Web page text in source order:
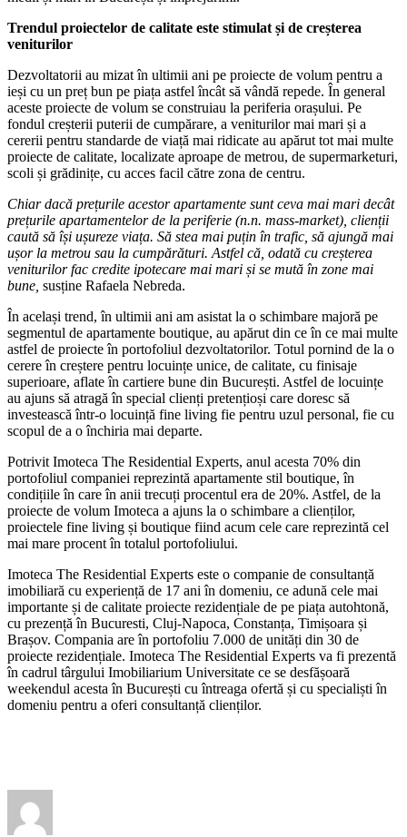
Trendul proiectelor de calitate este stimulat și de creșterea
veniturilor
Dezvoltatorii au mizat în ultimii ani pe proiecte de volum pentru a
ieși cu un preț bun pe piața astfel încât să vândă repede. În general
aceste proiecte de volum se construiau la periferia orașului. Pe
fondul creșterii puterii de cumpărare, a veniturilor mai mari și a
cererii pentru standarde de viață mai ridicate au apărut tot mai multe
proiecte de calitate, localizate aproape de metrou, de supermarketuri,
scoli și grădinițe, cu acces facil către zona de centru.
Chiar dacă prețurile acestor apartamente sunt ceva mai mari decât
prețurile apartamentelor de la periferie (n.n. mass-market), clienții
caută să își ușureze viața. Să stea mai puțin în trafic, să ajungă mai
ușor la metrou sau la cumpărături. Astfel că, odată cu creșterea
veniturilor fac credite ipotecare mai mari și se mută în zone mai
bune, susține Rafaela Nebreda.
În același trend, în ultimii ani am asistat la o schimbare majoră pe
segmentul de apartamente boutique, au apărut din ce în ce mai multe
astfel de proiecte în portofoliul dezvoltatorilor. Totul pornind de la o
cerere în creștere pentru locuințe unice, de calitate, cu finisaje
superioare, aflate în cartiere bune din București. Astfel de locuințe
au ajuns să atragă în special clienți pretențioși care doresc să
investească într-o locuință fine living fie pentru uzul personal, fie cu
scopul de a o închiria mai departe.
Potrivit Imoteca The Residential Experts, anul acesta 70% din
portofoliul companiei reprezintă apartamente stil boutique, în
condițiile în care în anii trecuți procentul era de 20%. Astfel, de la
proiecte de volum Imoteca a ajuns la o schimbare a clienților,
proiectele fine living și boutique fiind acum cele care reprezintă cel
mai mare procent în totalul portofoliului.
Imoteca The Residential Experts este o companie de consultanță
imobiliară cu experiență de 17 ani în domeniu, ce adună cele mai
importante și de calitate proiecte rezidențiale de pe piața autohtonă,
cu prezență în Bucuresti, Cluj-Napoca, Constanța, Timișoara și
Brașov. Compania are în portofoliu 7.000 de unități din 30 de
proiecte rezidențiale. Imoteca The Residential Experts va fi prezentă
în cadrul târgului Imobiliarium Universitate ce se desfășoară
weekendul acesta în București cu întreaga ofertă și cu specialiști în
domeniu pentru a oferi consultanță clienților.